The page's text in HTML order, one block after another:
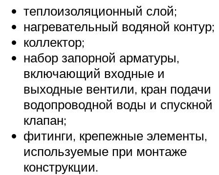
теплоизоляционный слой;
нагревательный водяной контур;
коллектор;
набор запорной арматуры,
включающий входные и
выходные вентили, кран подачи
водопроводной воды и спускной
клапан;
фитинги, крепежные элементы,
используемые при монтаже
конструкции.